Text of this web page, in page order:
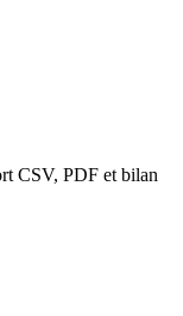
CSV, PDF et bilan